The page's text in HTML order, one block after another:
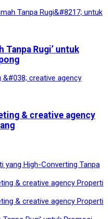
Tanpa Rugi’ untuk
& creative agency
yang High-Converting Tanpa
& creative agency Properti
& creative agency Properti